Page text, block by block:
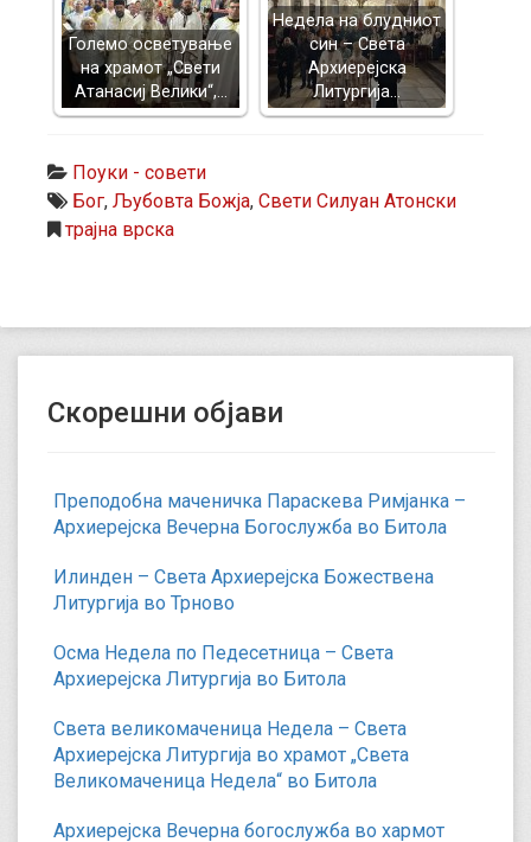
Големо осветување
на храмот „Свети
Атанасиј Велики“,…
Недела на блудниот
син – Света
Архиерејска
Литургија…
Поуки - совети
Бог, Љубовта Божја, Свети Силуан Атонски
трајна врска
Скорешни објави
Преподобна маченичка Параскева Римјанка –
Архиерејска Вечерна Богослужба во Битола
Илинден – Света Архиерејска Божествена
Литургија во Трново
Осма Недела по Педесетница – Света
Архиерејска Литургија во Битола
Света великомаченица Недела – Света
Архиерејска Литургија во храмот „Света
Великомаченица Недела“ во Битола
Архиерејска Вечерна богослужба во хармот